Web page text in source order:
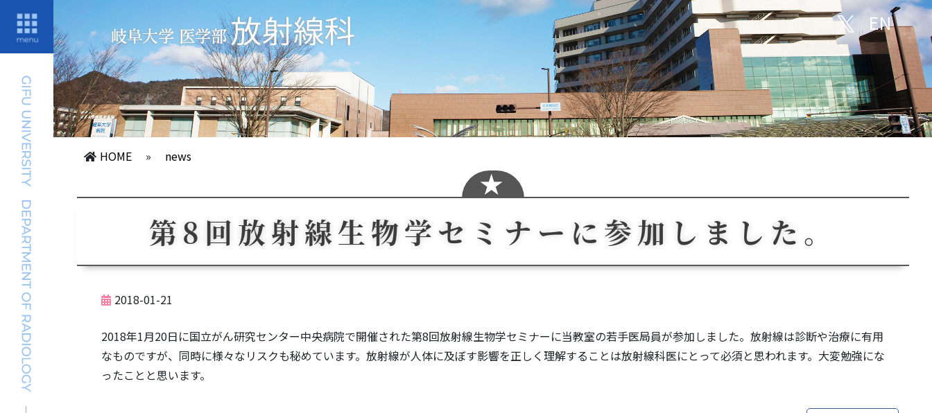
EN
HOME » news
第8回放射線生物学セミナーに参加しました。
2018-01-21
2018年1月20日に国立がん研究センター中央病院で開催された第8回放射線生物学セミナーに当教室の若手医局員が参加しました。放射線は診断や治療に有用
なものですが、同時に様々なリスクも秘めています。放射線が人体に及ぼす影響を正しく理解することは放射線科医にとって必須と思われます。大変勉強にな
ったことと思います。